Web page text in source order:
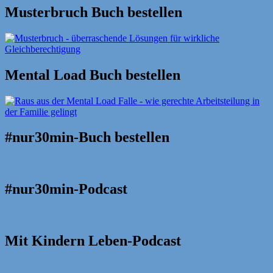
Musterbruch Buch bestellen
Mental Load Buch bestellen
#nur30min-Buch bestellen
#nur30min-Podcast
Mit Kindern Leben-Podcast